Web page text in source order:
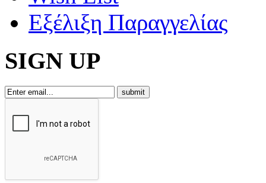
Εξέλιξη Παραγγελίας
SIGN UP